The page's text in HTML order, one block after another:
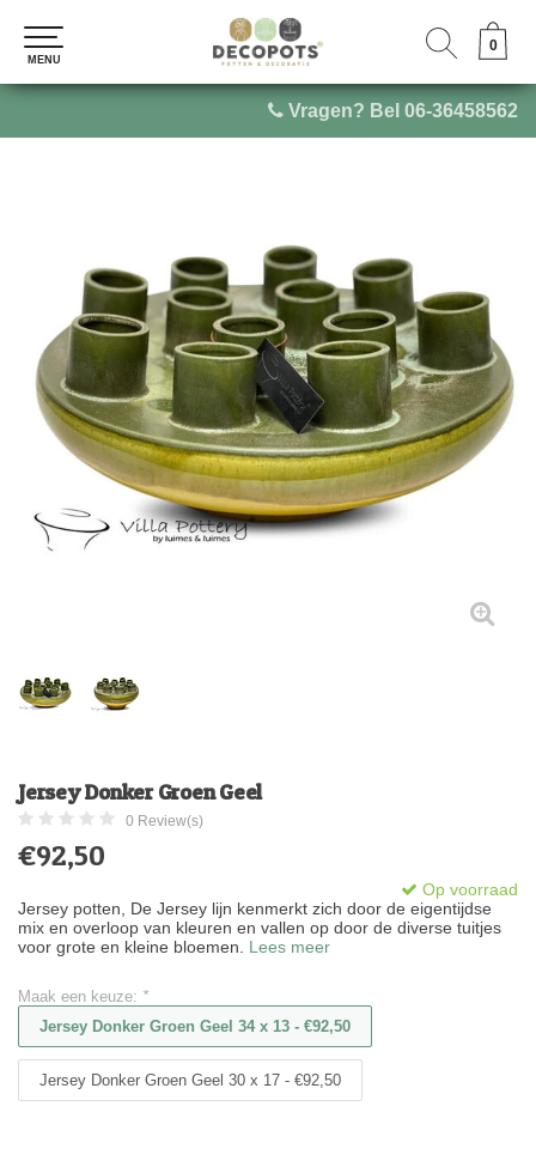
Vragen? Bel 06-36458562
0
MENU
0
MENU
Jersey Donker Groen Geel
0 Review(s)
€92,50
Op voorraad
Jersey potten, De Jersey lijn kenmerkt zich door de eigentijdse
mix en overloop van kleuren en vallen op door de diverse tuitjes
voor grote en kleine bloemen. Lees meer
Maak een keuze: *
Jersey Donker Groen Geel 34 x 13 - €92,50
Jersey Donker Groen Geel 30 x 17 - €92,50